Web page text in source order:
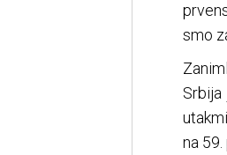
smo
na